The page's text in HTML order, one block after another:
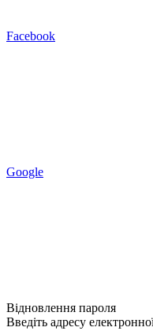
Facebook
Google
Відновлення пароля
Введіть адресу